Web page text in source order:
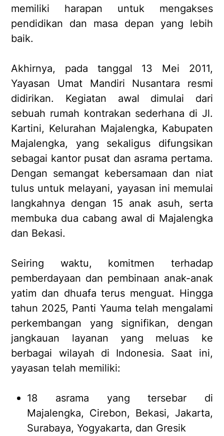
memiliki harapan untuk mengakses
pendidikan dan masa depan yang lebih
baik.
Akhirnya, pada tanggal 13 Mei 2011,
Yayasan Umat Mandiri Nusantara resmi
didirikan. Kegiatan awal dimulai dari
sebuah rumah kontrakan sederhana di Jl.
Kartini, Kelurahan Majalengka, Kabupaten
Majalengka, yang sekaligus difungsikan
sebagai kantor pusat dan asrama pertama.
Dengan semangat kebersamaan dan niat
tulus untuk melayani, yayasan ini memulai
langkahnya dengan 15 anak asuh, serta
membuka dua cabang awal di Majalengka
dan Bekasi.
Seiring waktu, komitmen terhadap
pemberdayaan dan pembinaan anak-anak
yatim dan dhuafa terus menguat. Hingga
tahun 2025, Panti Yauma telah mengalami
perkembangan yang signifikan, dengan
jangkauan layanan yang meluas ke
berbagai wilayah di Indonesia. Saat ini,
yayasan telah memiliki:
18 asrama yang tersebar di
Majalengka, Cirebon, Bekasi, Jakarta,
Surabaya, Yogyakarta, dan Gresik